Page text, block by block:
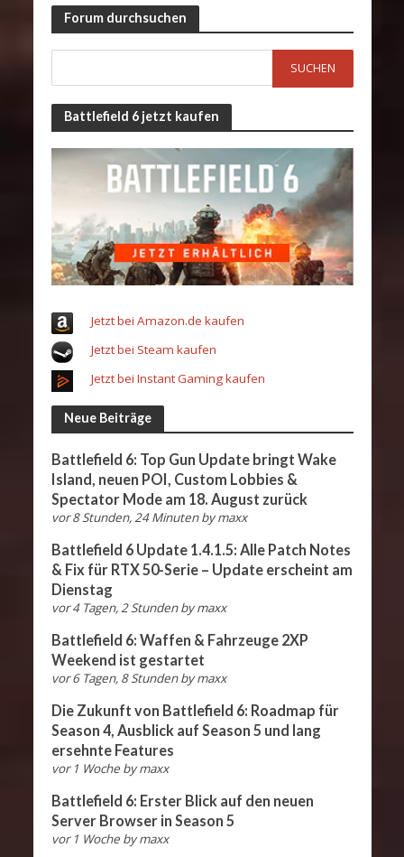
Forum durchsuchen
Battlefield 6 jetzt kaufen
Jetzt bei Amazon.de kaufen
Jetzt bei Steam kaufen
Jetzt bei Instant Gaming kaufen
Neue Beiträge
Battlefield 6: Top Gun Update bringt Wake
Island, neuen POI, Custom Lobbies &
Spectator Mode am 18. August zurück
vor 8 Stunden, 24 Minuten bymaxx
Battlefield 6 Update 1.4.1.5: Alle Patch Notes
& Fix für RTX 50-Serie – Update erscheint am
Dienstag
vor 4 Tagen, 2 Stunden bymaxx
Battlefield 6: Waffen & Fahrzeuge 2XP
Weekend ist gestartet
vor 6 Tagen, 8 Stunden bymaxx
Die Zukunft von Battlefield 6: Roadmap für
Season 4, Ausblick auf Season 5 und lang
ersehnte Features
vor 1 Woche bymaxx
Battlefield 6: Erster Blick auf den neuen
Server Browser in Season 5
vor 1 Woche bymaxx